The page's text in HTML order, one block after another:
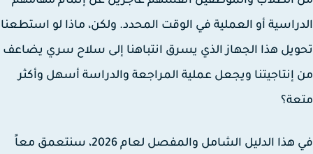
أو العملية في الوقت المحدد. ولكن، ماذا لو استطعنا
هذا الجهاز الذي يسرق انتباهنا إلىسلاح سري يضاعف
ويجعل عملية المراجعة والدراسة أسهل وأكثر
في هذا الدليل الشامل والمفصل لعام 2026، سنتعمق معاً